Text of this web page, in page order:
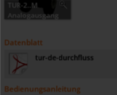
TUR-2..M
Analogausgang
Datenblatt
tur-de-durchfluss
Bedienungsanleitung